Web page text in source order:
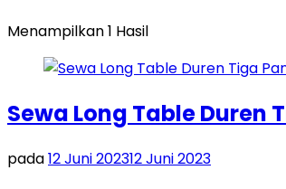
Menampilkan 1 Hasil
Sewa Long Table
pada12 Juni 202312 Juni 2023